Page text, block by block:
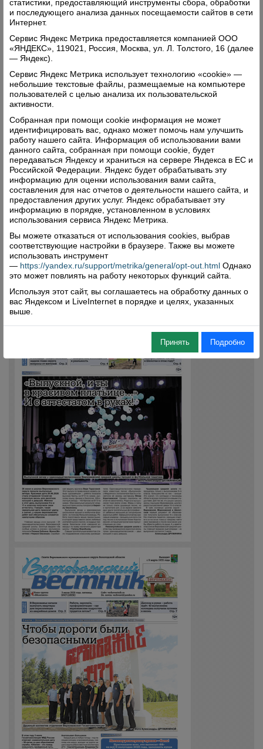
"Легкий старт"
15.10.2014 вСпорт
На паркете вологодского СКК «Спектр» в конце
сентября показали себя не только опытные танцоры
«Комильфо», но и юное поколение коллектива, для
которого это первые соревнования на выезде.
Читать далее
Комментарии: 0 Просмотры: 2946
статистики, предоставляющий инструменты сбора, обработки
и последующего анализа данных посещаемости сайтов в сети
Интернет.
Сервис Яндекс Метрика предоставляется компанией ООО
«ЯНДЕКС», 119021, Россия, Москва, ул. Л. Толстого, 16 (далее
— Яндекс).
Сервис Яндекс Метрика использует технологию «cookie» —
небольшие текстовые файлы, размещаемые на компьютере
пользователей с целью анализа их пользовательской
активности.
Собранная при помощи cookie информация не может
идентифицировать вас, однако может помочь нам улучшить
работу нашего сайта. Информация об использовании вами
данного сайта, собранная при помощи cookie, будет
передаваться Яндексу и храниться на сервере Яндекса в ЕС и
Российской Федерации. Яндекс будет обрабатывать эту
информацию для оценки использования вами сайта,
составления для нас отчетов о деятельности нашего сайта, и
предоставления других услуг. Яндекс обрабатывает эту
информацию в порядке, установленном в условиях
использования сервиса Яндекс Метрика.
Вы можете отказаться от использования cookies, выбрав
соответствующие настройки в браузере. Также вы можете
использовать инструмент
— https://yandex.ru/support/metrika/general/opt-out.html Однако
это может повлиять на работу некоторых функций сайта.
Используя этот сайт, вы соглашаетесь на обработку данных о
вас Яндексом и LiveInternet в порядке и целях, указанных
выше.
Принять Подробно